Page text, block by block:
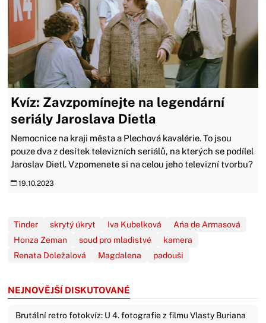
Kvíz: Zavzpomínejte na legendární
seriály Jaroslava Dietla
Nemocnice na kraji města a Plechová kavalérie. To jsou
pouze dva z desítek televizních seriálů, na kterých se podílel
Jaroslav Dietl. Vzpomenete si na celou jeho televizní tvorbu?
19.10.2023
Tinder skrytý úkryt Iva Kubelková
Ańa de Armasová
Honza Zeman
soud pro mladistvé
kamera
Renata Doležalová
Magdalena padouši
NEJNOVĚJŠÍ DISKUTOVANÉ
Brutální retro fotokvíz: U 4. fotografie z filmu Vlasty Buriana